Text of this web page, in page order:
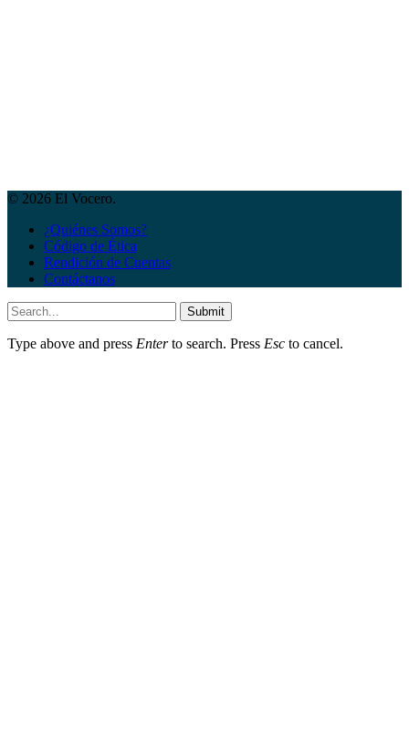
© 2026 El Vocero.
¿Quiénes Somos?
Código de Ética
Rendición de Cuentas
Contáctanos
Submit
Type above and press Enterto search. Press Esc to cancel.